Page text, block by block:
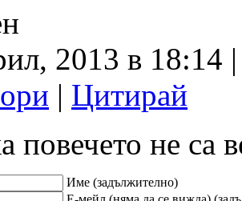
2013 в 18:14
| Цитирай
повечето не са
Име (задължително)